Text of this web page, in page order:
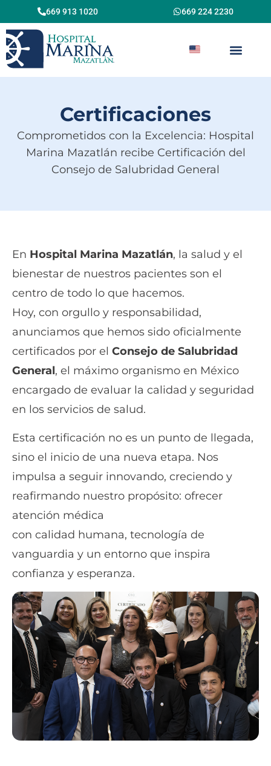
669 224 2230 Urgencias 669 989 3336
Certificaciones
Comprometidos con la Excelencia: Hospital
Marina Mazatlán recibe Certificación del
Consejo de Salubridad General
En Hospital Marina Mazatlán, la salud y el
bienestar de nuestros pacientes son el
centro de todo lo que hacemos.
Hoy, con orgullo y responsabilidad,
anunciamos que hemos sido oficialmente
certificados por el Consejo de Salubridad
General, el máximo organismo en México
encargado de evaluar la calidad y seguridad
en los servicios de salud.
Esta certificación no es un punto de llegada,
sino el inicio de una nueva etapa. Nos
impulsa a seguir innovando, creciendo y
reafirmando nuestro propósito: ofrecer
atención médica
con calidad humana, tecnología de
vanguardia y un entorno que inspira
confianza y esperanza.